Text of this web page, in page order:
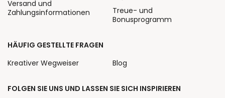
FOLGEN SIE UNS UND LASSEN SIE SICH INSPIRIEREN
Versand und
Zahlungsinformationen
Treue- und
Bonusprogramm
HÄUFIG GESTELLTE FRAGEN
Kreativer Wegweiser
Blog